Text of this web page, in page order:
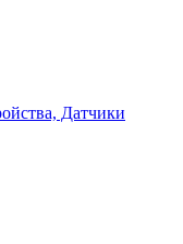
Датчики